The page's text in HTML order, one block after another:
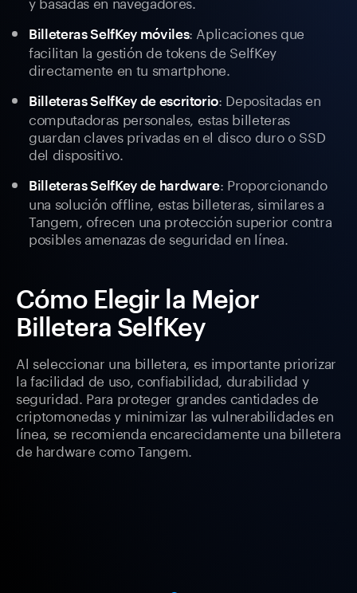
Billeteras SelfKey móviles: Aplicaciones que
facilitan la gestión de tokens de SelfKey
directamente en tu smartphone.
Billeteras SelfKey de escritorio: Depositadas en
computadoras personales, estas billeteras
guardan claves privadas en el disco duro o SSD
del dispositivo.
Billeteras SelfKey de hardware: Proporcionando
una solución offline, estas billeteras, similares a
Tangem, ofrecen una protección superior contra
posibles amenazas de seguridad en línea.
Cómo Elegir la Mejor
Billetera SelfKey
Al seleccionar una billetera, es importante priorizar
la facilidad de uso, confiabilidad, durabilidad y
seguridad. Para proteger grandes cantidades de
criptomonedas y minimizar las vulnerabilidades en
línea, se recomienda encarecidamente una billetera
de hardware como Tangem.